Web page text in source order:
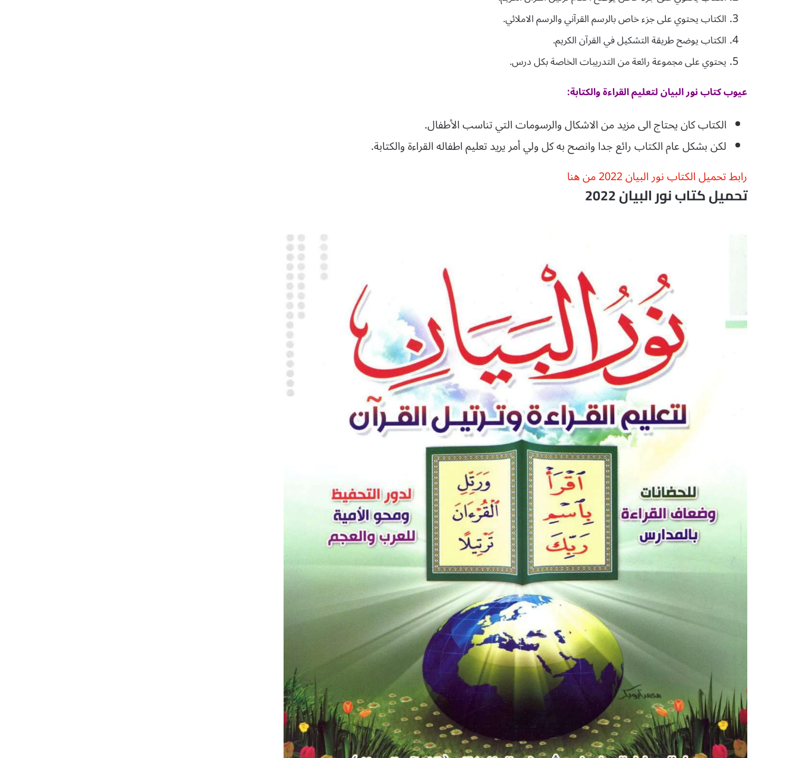
الكتاب يحتوي على جزء خاص بالرسم القرآني والرسم الاملائي.
الكتاب يوضح طريقة التشكيل في القرآن الكريم.
يحتوي على مجموعة رائعة من التدريبات الخاصة بكل درس.
عيوب كتاب نور البيان لتعليم القراءة والكتابة:
الكتاب كان يحتاج الى مزيد من الاشكال والرسومات التي تناسب الأطفال.
لكن بشكل عام الكتاب رائع جدا وانصح به كل ولي أمر يريد تعليم اطفاله القراءة والكتابة.
رابط تحميل الكتاب نور البيان 2022 من هنا
تحميل كتاب نور البيان 2022